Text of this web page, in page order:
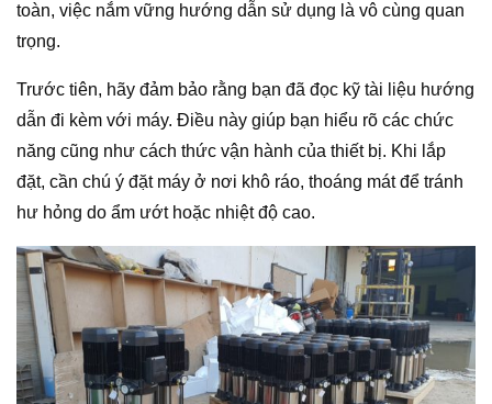
toàn, việc nắm vững hướng dẫn sử dụng là vô cùng quan
trọng.
Trước tiên, hãy đảm bảo rằng bạn đã đọc kỹ tài liệu hướng
dẫn đi kèm với máy. Điều này giúp bạn hiểu rõ các chức
năng cũng như cách thức vận hành của thiết bị. Khi lắp
đặt, cần chú ý đặt máy ở nơi khô ráo, thoáng mát để tránh
hư hỏng do ẩm ướt hoặc nhiệt độ cao.